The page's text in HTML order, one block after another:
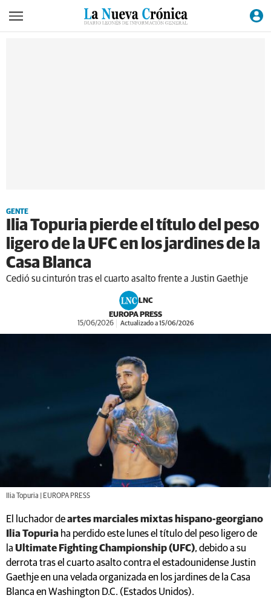
GENTE
Ilia Topuria pierde el título del peso
ligero de la UFC en los jardines de la
Casa Blanca
Cedió su cinturón tras el cuarto asalto frente a Justin Gaethje
LNC
EUROPA PRESS
15/06/2026 Actualizado a 15/06/2026
Ilia Topuria | EUROPA PRESS
El luchador deartes marciales mixtas hispano-georgiano
Ilia Topuria ha perdido este lunes el título del peso ligero de
la Ultimate Fighting Championship (UFC), debido a su
derrota tras el cuarto asalto contra el estadounidense Justin
Gaethje en una velada organizada en los jardines de la Casa
Blanca en Washington D.C. (Estados Unidos).